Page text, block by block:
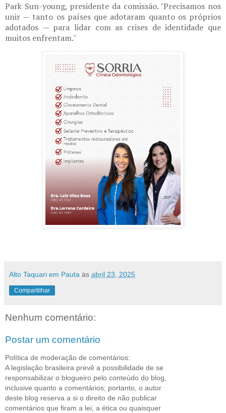
Park Sun-young, presidente da comissão. "Precisamos nos
unir — tanto os países que adotaram quanto os próprios
adotados — para lidar com as crises de identidade que
muitos enfrentam."
Alto Taquari em Pauta às abril 23, 2025
Compartilhar
Nenhum comentário:
Postar um comentário
Política de moderação de comentários:
A legislação brasileira prevê a possibilidade de se
responsabilizar o blogueiro pelo conteúdo do blog,
inclusive quanto a comentários; portanto, o autor
deste blog reserva a si o direito de não publicar
comentários que firam a lei, a ética ou quaisquer